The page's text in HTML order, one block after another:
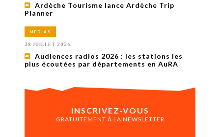
Ardèche Tourisme lance Ardèche Trip
Planner
MÉDIAS
28 JUILLET 2026
Audiences radios 2026 : les stations les
plus écoutées par départements en AuRA
INSCRIVEZ-VOUS
GRATUITEMENT À LA NEWSLETTER